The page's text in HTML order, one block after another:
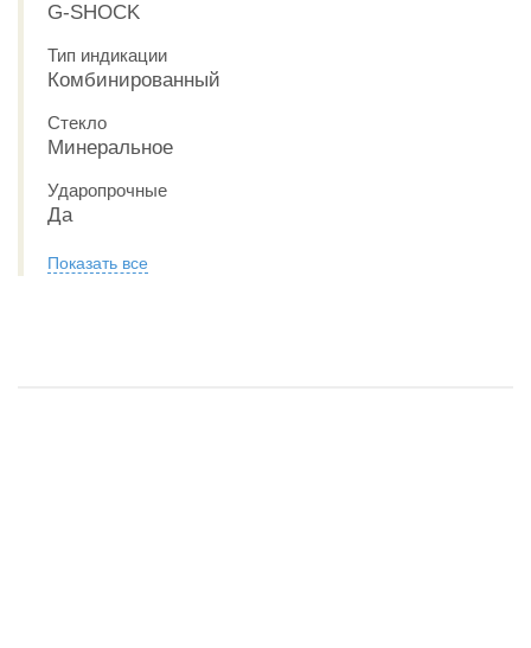
G-SHOCK
Тип индикации
Комбинированный
Стекло
Минеральное
Ударопрочные
Да
Показать все